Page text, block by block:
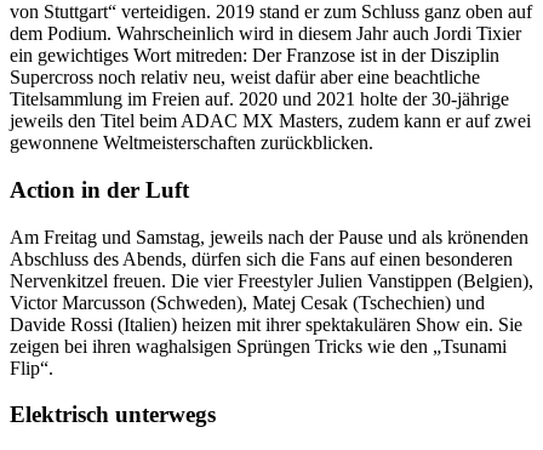
von Stuttgart“ verteidigen. 2019 stand er zum Schluss ganz oben auf
dem Podium. Wahrscheinlich wird in diesem Jahr auch Jordi Tixier
ein gewichtiges Wort mitreden: Der Franzose ist in der Disziplin
Supercross noch relativ neu, weist dafür aber eine beachtliche
Titelsammlung im Freien auf. 2020 und 2021 holte der 30-jährige
jeweils den Titel beim ADAC MX Masters, zudem kann er auf zwei
gewonnene Weltmeisterschaften zurückblicken.
Action in der Luft
Am Freitag und Samstag, jeweils nach der Pause und als krönenden
Abschluss des Abends, dürfen sich die Fans auf einen besonderen
Nervenkitzel freuen. Die vier Freestyler Julien Vanstippen (Belgien),
Victor Marcusson (Schweden), Matej Cesak (Tschechien) und
Davide Rossi (Italien) heizen mit ihrer spektakulären Show ein. Sie
zeigen bei ihren waghalsigen Sprüngen Tricks wie den „Tsunami
Flip“.
Elektrisch unterwegs